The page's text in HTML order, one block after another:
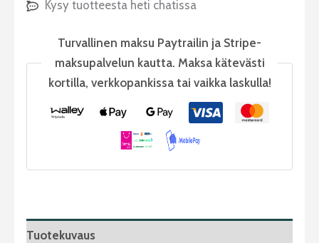
Kysy tuotteesta heti chatissa
Turvallinen maksu Paytrailin ja Stripe-
maksupalvelun kautta. Maksa kätevästi
kortilla, verkkopankissa tai vaikka laskulla!
Tuotekuvaus